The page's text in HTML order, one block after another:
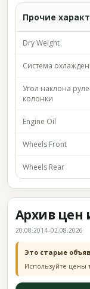
Прочие
Dry Weight
Система
Угол наклона
колонки
Engine Oil
Wheels Front
Wheels Rear
Архив цен
20.08.2014–02.08.2026
Это старые
Используйте цены